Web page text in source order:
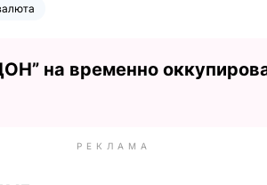
на временно
РЕКЛАМА